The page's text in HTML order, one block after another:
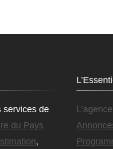
services de
du Pays
,
L’agence